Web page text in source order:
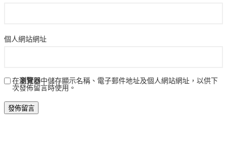
個人網站網址
在瀏覽器中儲存顯示名稱、電子郵件地址及個人網站網址，以供下
次發佈留言時使用。